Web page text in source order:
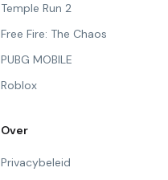
Temple Run 2
Free Fire: The Chaos
PUBG MOBILE
Roblox
Over
Privacybeleid